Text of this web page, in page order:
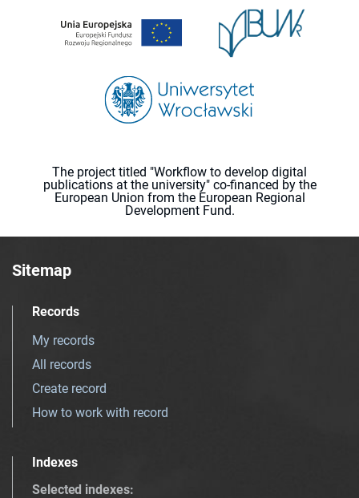
The project titled "Workflow to develop digital
publications at the university" co-financed by the
European Union from the European Regional
Development Fund.
Sitemap
Records
My records
All records
Create record
How to work with record
Indexes
Selected indexes: